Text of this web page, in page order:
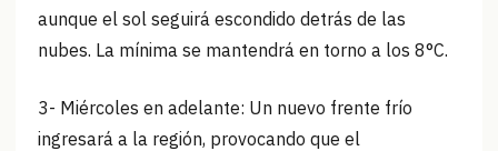
aunque el sol seguirá escondido detrás de las
nubes. La mínima se mantendrá en torno a los 8°C.
3- Miércoles en adelante: Un nuevo frente frío
ingresará a la región, provocando que el